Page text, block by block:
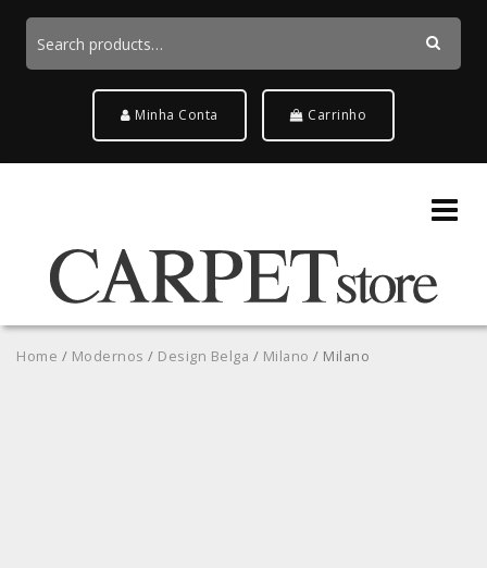
Search
for:
Search
Minha Conta Carrinho
Home / Modernos / Design Belga / Milano / Milano